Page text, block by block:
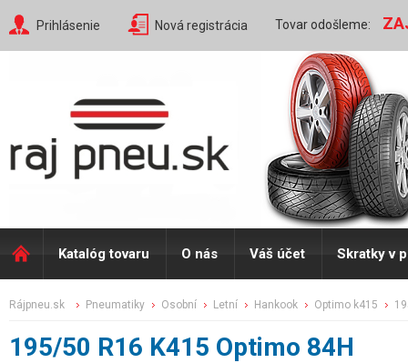
Prihlásenie Nová registrácia Tovar odošleme:
Katalóg tovaru O nás Váš účet Skratky v
rájpneu.sk pneumatiky osobní letní hankook optimo k415
195/50 R16 K415 Optimo 84H